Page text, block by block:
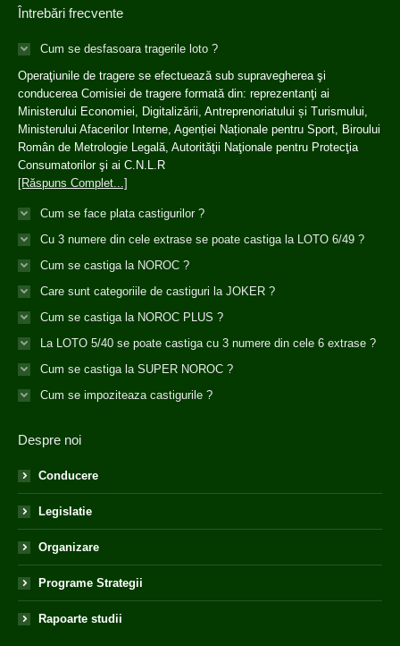
Întrebări frecvente
Cum se desfasoara tragerile loto ?
Operaţiunile de tragere se efectuează sub supravegherea şi
conducerea Comisiei de tragere formată din: reprezentanţi ai
Ministerului Economiei, Digitalizării, Antreprenoriatului și Turismului,
Ministerului Afacerilor Interne, Agenției Naționale pentru Sport, Biroului
Român de Metrologie Legală, Autorităţii Naţionale pentru Protecţia
Consumatorilor şi ai C.N.L.R
[Răspuns Complet...]
Cum se face plata castigurilor ?
Cu 3 numere din cele extrase se poate castiga la LOTO 6/49 ?
Cum se castiga la NOROC ?
Care sunt categoriile de castiguri la JOKER ?
Cum se castiga la NOROC PLUS ?
La LOTO 5/40 se poate castiga cu 3 numere din cele 6 extrase ?
Cum se castiga la SUPER NOROC ?
Cum se impoziteaza castigurile ?
Despre noi
Conducere
Legislatie
Organizare
Programe Strategii
Rapoarte studii